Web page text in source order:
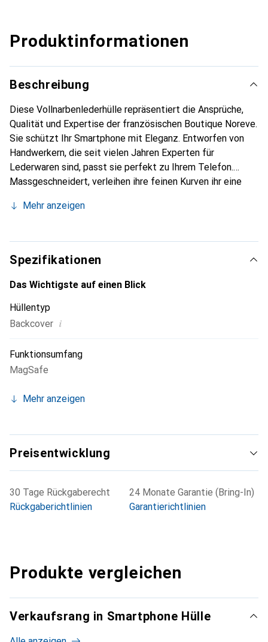
Produktinformationen
Beschreibung
Diese Vollnarbenlederhülle repräsentiert die Ansprüche,
Qualität und Expertise der französischen Boutique Noreve.
Sie schützt Ihr Smartphone mit Eleganz. Entworfen von
Handwerkern, die seit vielen Jahren Experten für
Lederwaren sind, passt sie perfekt zu Ihrem Telefon.
Massgeschneidert, verleihen ihre feinen Kurven ihr eine
unverzichtbaren Accessoire für Ihr Smartphone.
die Marke Noreve eine sichere Wahl für eine
anspruchsvolle Kundschaft.
Mehr anzeigen
Spezifikationen
Das Wichtigste auf einen Blick
Hüllentyp
Backcover i
Funktionsumfang
MagSafe
Mehr anzeigen
Preisentwicklung
30 Tage Rückgaberecht
Rückgaberichtlinien
24 Monate Garantie (Bring-In)
Garantierichtlinien
Produkte vergleichen
Verkaufsrang in Smartphone Hülle